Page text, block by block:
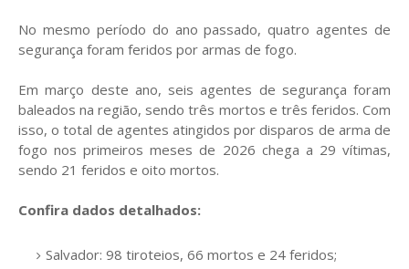
No mesmo período do ano passado, quatro agentes de
segurança foram feridos por armas de fogo.
Em março deste ano, seis agentes de segurança foram
baleados na região, sendo três mortos e três feridos. Com
isso, o total de agentes atingidos por disparos de arma de
fogo nos primeiros meses de 2026 chega a 29 vítimas,
sendo 21 feridos e oito mortos.
Confira dados detalhados:
Salvador: 98 tiroteios, 66 mortos e 24 feridos;